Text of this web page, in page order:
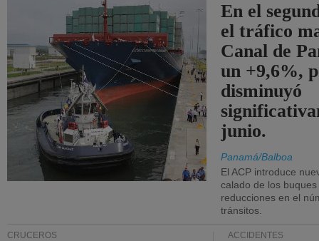
En el
el tráfico
Canal de
un +9,6%,
disminuyó
junio.
Panamá/Balboa
El ACP introduce
calado de los
reducciones en el
tránsitos.
CRUCEROS ACCIDENTES